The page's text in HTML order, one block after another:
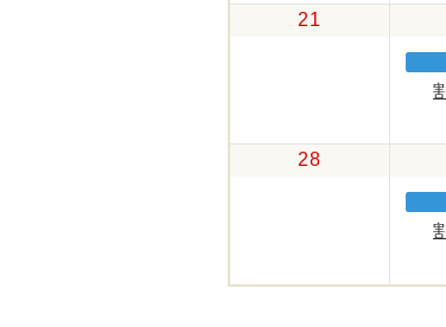
21
28